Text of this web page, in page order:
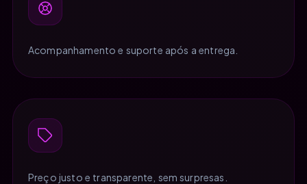
Acompanhamento e suporte após a entrega.
Preço justo e transparente, sem surpresas.